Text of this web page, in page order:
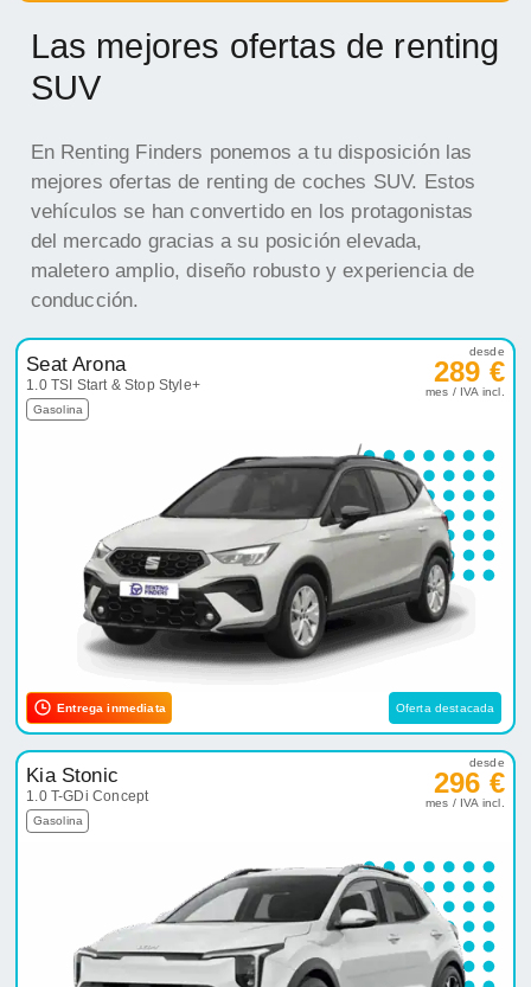
Las mejores ofertas de renting
SUV
En Renting Finders ponemos a tu disposición las
mejores ofertas de renting de coches SUV. Estos
vehículos se han convertido en los protagonistas
del mercado gracias a su posición elevada,
maletero amplio, diseño robusto y experiencia de
conducción.
Seat Arona
1.0 TSI Start & Stop Style+
Gasolina
desde
289 €
mes / IVA incl.
Entrega inmediata Oferta destacada
Kia Stonic
1.0 T-GDi Concept
Gasolina
desde
296 €
mes / IVA incl.